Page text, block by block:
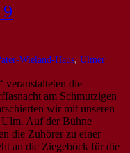
Wieland-Haus, Ulmer
veranstalteten die
am Schmutzigen
wir mit unseren
Ulm. Auf der Bühne
die Zuhörer zu einer
an die Ziegeböck für die